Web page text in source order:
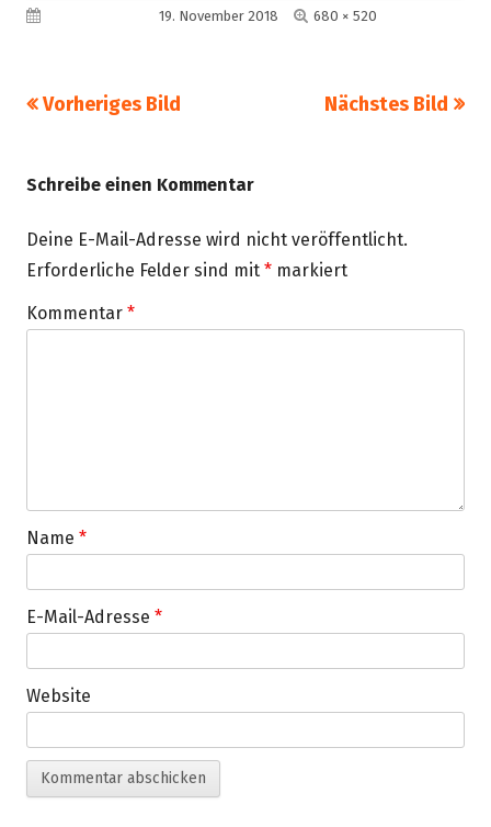
Veröffentlicht am19. November 2018 Volle
680 × 520
Vorheriges Bild Nächstes Bild
Schreibe einen Kommentar
Deine E-Mail-Adresse wird nicht veröffentlicht.
Erforderliche Felder sind mit * markiert
Kommentar *
Name *
E-Mail-Adresse *
Website